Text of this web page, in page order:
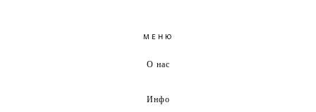
МЕНЮ
О нас
Инфо